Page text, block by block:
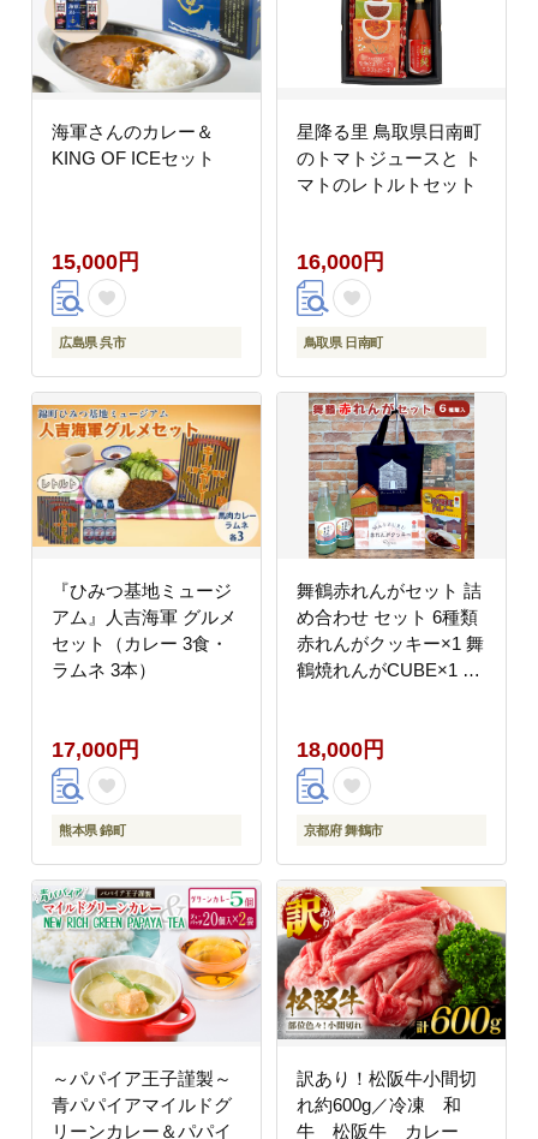
海軍さんのカレー＆
KING OF ICEセット
15,000円
広島県 呉市
星降る里 鳥取県日南町
のトマトジュースと ト
マトのレトルトセット
16,000円
鳥取県 日南町
『ひみつ基地ミュージ
アム』人吉海軍 グルメ
セット（カレー 3食・
ラムネ 3本）
17,000円
熊本県 錦町
舞鶴赤れんがセット 詰
め合わせ セット 6種類
赤れんがクッキー×1 舞
鶴焼れんがCUBE×1 赤
ンチバッグ×1 絵葉書×1
18,000円
京都府 舞鶴市
～パパイア王子謹製～
青パパイアマイルドグ
リーンカレー＆パパイ
訳あり！松阪牛小間切
れ約600g／冷凍 和
牛 松阪牛 カレー